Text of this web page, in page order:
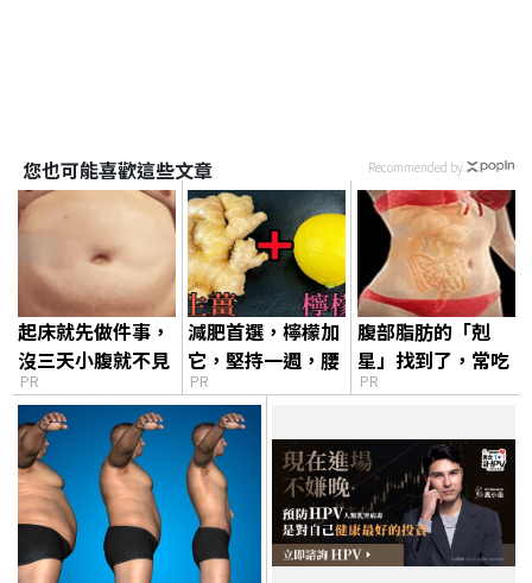
您也可能喜歡這些文章
起床就先做件事，
沒三天小腹就不見
了! 肚子一天天變
小！
PR
減肥首選，檸檬加
它，堅持一週，腰
細了，瘦到你懷疑
人生
PR
腹部脂肪的「剋
星」找到了，常吃
這幾物，吃走大肚
PR
Recommended by